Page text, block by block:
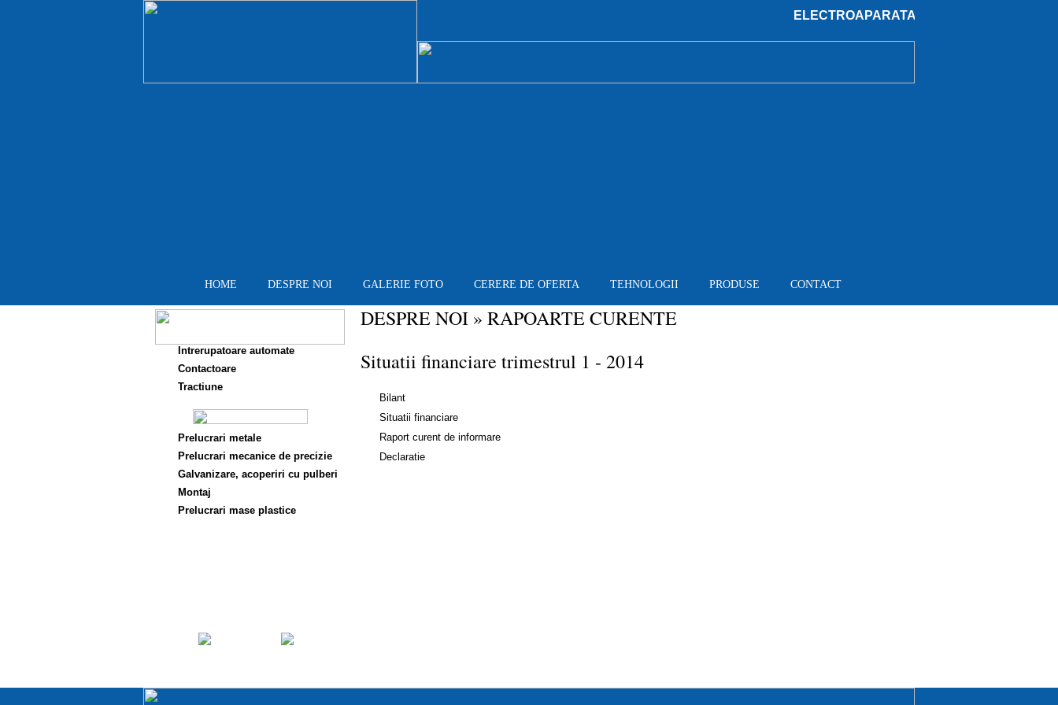
ELECTROAPARATAJ - Producator de
HOME DESPRE NOI GALERIE FOTO CERERE DE OFERTA TEHNOLOGII PRODUSE CONTACT
Intrerupatoare automate
Contactoare
Tractiune
Prelucrari metale
Prelucrari mecanice de precizie
Galvanizare, acoperiri cu pulberi
Montaj
Prelucrari mase plastice
DESPRE NOI» RAPOARTE CURENTE
Situatii financiare trimestrul 1 - 2014
Bilant
Situatii financiare
Raport curent de informare
Declaratie